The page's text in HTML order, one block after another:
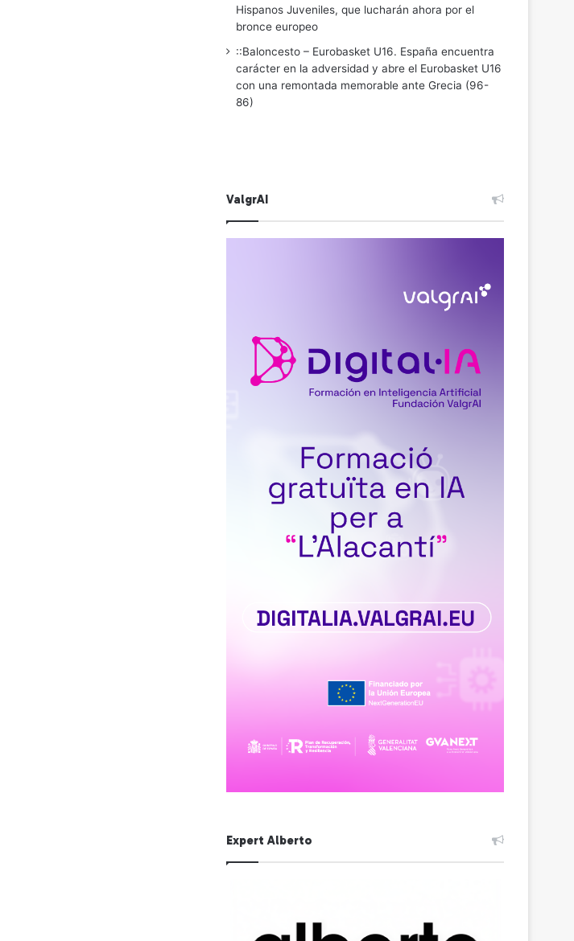
Hispanos Juveniles, que lucharán ahora por el
bronce europeo
::Baloncesto – Eurobasket U16. España encuentra
carácter en la adversidad y abre el Eurobasket U16
con una remontada memorable ante Grecia (96-
86)
ValgrAI
Expert Alberto